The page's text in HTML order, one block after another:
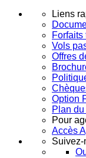
Liens
Vols
Offres
Option
Plan
Pour
Accès
Suivez-